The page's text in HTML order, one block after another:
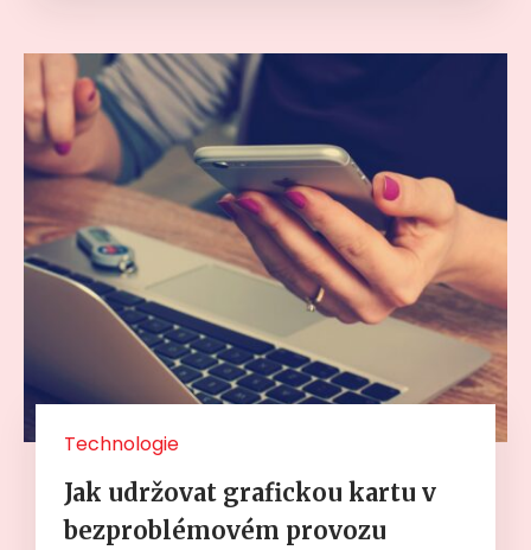
Technologie
Jak udržovat grafickou kartu v
bezproblémovém provozu